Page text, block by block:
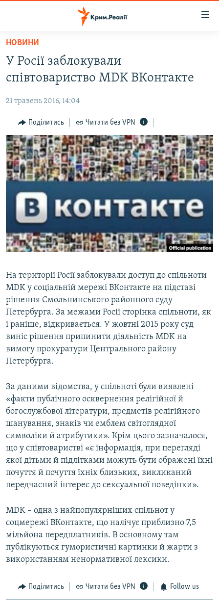
Перейти
основного
матеріалу
до
навігації
Перейти
до
пошуку
ВІДЕО ТА ФОТО
ПОЛІТИКА
БЛОГИ
ПОГЛЯД
ІНТЕРВ'Ю
ВСЕ ЗА ДЕНЬ
СПЕЦПРОЕКТИ
ДЕПОРТАЦІЯ
СВІДЧЕННЯ ОКУПАЦІЇ
ІНФОГРАФІКА
ЯК ОБІЙТИ БЛОКУВАННЯ
Русский
Qırımtatar
ДОЛУЧАЙСЯ!
Усі сайти RFE/RL
НОВИНИ
У Росії заблокували
співтовариство MDK ВКонтакте
21 травень 2016, 14:04
Поділитись Читати без VPN
На території Росії заблокували доступ до спільноти
MDK у соціальній мережі ВКонтакте на підставі
рішення Смольнинського районного суду
Петербурга. За межами Росії сторінка спільноти, як
і раніше, відкривається. У жовтні 2015 року суд
виніс рішення припинити діяльність MDK на
вимогу прокуратури Центрального району
Петербурга.
За даними відомства, у спільноті були виявлені
«факти публічного осквернення релігійної й
богослужбової літератури, предметів релігійного
шанування, знаків чи емблем світоглядної
символіки й атрибутики». Крім цього зазначалося,
що у співтоваристві «є інформація, при перегляді
якої дітьми й підлітками можуть бути ображені їхні
почуття й почуття їхніх близьких, викликаний
передчасний інтерес до сексуальної поведінки».
MDK – одна з найпопулярніших спільнот у
соцмережі ВКонтакте, що налічує приблизно 7,5
мільйона передплатників. В основному там
публікуються гумористичні картинки й жарти з
використанням ненормативної лексики.
Поділитись Читати без VPN Follow us